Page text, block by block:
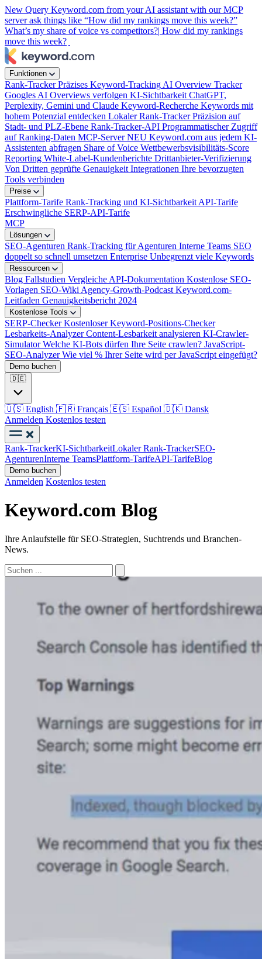
New Query Keyword.com from your AI assistant with our MCP
server ask things like “How did my rankings move this week?”
What’s my share of voice vs competitors?| How did my rankings
move this week?
Funktionen
Rank-TrackerPräzises Keyword-Tracking AI Overview Tracker
Googles AI Overviews verfolgen KI-Sichtbarkeit ChatGPT,
Perplexity, Gemini und Claude Keyword-Recherche Keywords mit
hohem Potenzial entdecken Lokaler Rank-TrackerPräzision auf
Stadt- und PLZ-Ebene Rank-Tracker-API Programmatischer Zugriff
auf Ranking-Daten MCP-ServerNEU Keyword.com aus jedem KI-
Assistenten abfragen Share of Voice Wettbewerbsvisibilitäts-Score
Reporting White-Label-Kundenberichte Drittanbieter-Verifizierung
Von Dritten geprüfte Genauigkeit Integrationen Ihre bevorzugten
Tools verbinden
Preise
Plattform-Tarife Rank-Tracking und KI-Sichtbarkeit API-Tarife
Erschwingliche SERP-API-Tarife
MCP
Lösungen
SEO-Agenturen Rank-Tracking für Agenturen Interne Teams SEO
doppelt so schnell umsetzen Enterprise Unbegrenzt viele Keywords
Ressourcen
Blog Fallstudien Vergleiche API-Dokumentation Kostenlose SEO-
Vorlagen SEO-Wiki Agency-Growth-Podcast Keyword.com-
Leitfaden Genauigkeitsbericht 2024
Kostenlose Tools
SERP-CheckerKostenloser Keyword-Positions-Checker
Lesbarkeits-AnalyzerContent-Lesbarkeit analysieren KI-Crawler-
SimulatorWelche KI-Bots dürfen Ihre Seite crawlen? JavaScript-
SEO-AnalyzerWie viel % Ihrer Seite wird per JavaScript eingefügt?
Demo buchen
🇩🇪
🇺🇸 English 🇫🇷 Français 🇪🇸 Español 🇩🇰 Dansk
Anmelden Kostenlos testen
Rank-TrackerKI-SichtbarkeitLokaler Rank-TrackerSEO-
AgenturenInterne TeamsPlattform-TarifeAPI-TarifeBlog
Demo buchen
Anmelden Kostenlos testen
Keyword.com Blog
Ihre Anlaufstelle für SEO-Strategien, Suchtrends und Branchen-
News.